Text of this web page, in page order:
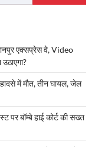
एक्सप्रेस वे, Video
में मौत, तीन घायल, जेल
पर बॉम्बे हाई कोर्ट की सख्त